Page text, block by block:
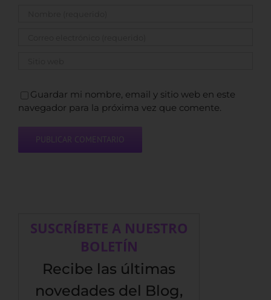
Guardar mi nombre, email y sitio web en este
navegador para la próxima vez que comente.
SUSCRÍBETE A NUESTRO
BOLETÍN
Recibe las últimas
novedades del Blog,